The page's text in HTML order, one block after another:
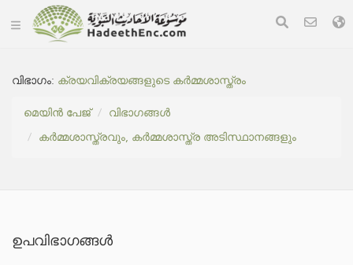
വിഭാഗം: ക്രയവിക്രയങ്ങളുടെ കർമ്മശാസ്ത്രം
മെയിൻ പേജ്
വിഭാഗങ്ങൾ
കർമ്മശാസ്ത്രവും, കർമ്മശാസ്ത്ര അടിസ്ഥാനങ്ങളും
ഉപവിഭാഗങ്ങൾ